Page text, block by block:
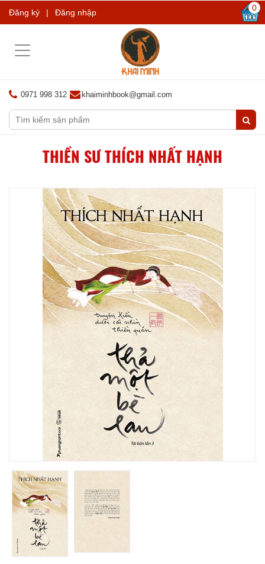
Đăng ký | Đăng nhập 0
Toggle
0971 998 312 khaiminhbook@gmail.com
THIỀN SƯ THÍCH NHẤT HẠNH